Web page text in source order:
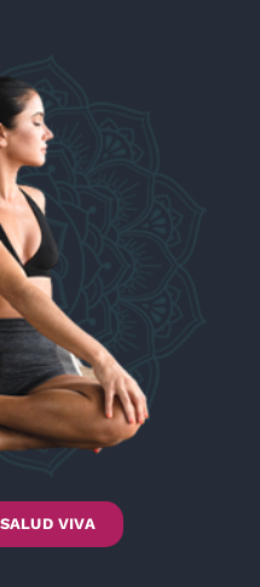
VIVA